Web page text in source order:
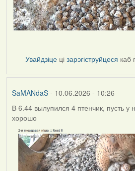
Увайдзіце цізарэгіструйцеся каб
SaMANdaS- 10.06.2026 - 10:26
В 6.44 вылупился 4 птенчик, пусть у
хорошо